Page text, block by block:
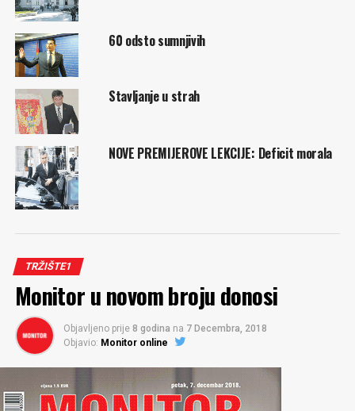
60 odsto sumnjivih
Stavljanje u strah
NOVE PREMIJEROVE LEKCIJE: Deficit morala
TRŽIŠTE1
Monitor u novom broju donosi
Objavljeno prije 8 godina na 7 Decembra, 2018
Objavio: Monitor online